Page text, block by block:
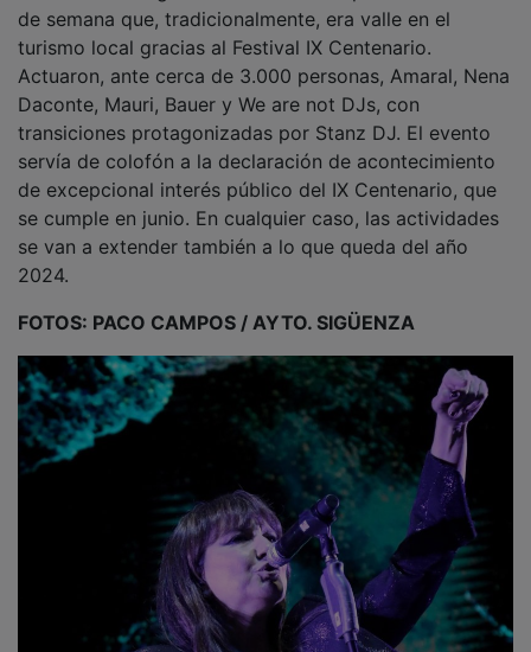
turismo local gracias al Festival IX Centenario.
Actuaron, ante cerca de 3.000 personas, Amaral, Nena
Daconte, Mauri, Bauer y We are not DJs, con
transiciones protagonizadas por Stanz DJ. El evento
servía de colofón a la declaración de acontecimiento
de excepcional interés público del IX Centenario, que
se cumple en junio. En cualquier caso, las actividades
se van a extender también a lo que queda del año
2024.
FOTOS: PACO CAMPOS / AYTO. SIGÜENZA